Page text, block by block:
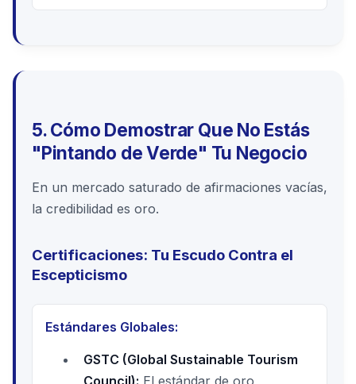
5. Cómo Demostrar Que No Estás
"Pintando de Verde" Tu Negocio
En un mercado saturado de afirmaciones vacías,
la credibilidad es oro.
Certificaciones: Tu Escudo Contra el
Escepticismo
Estándares Globales:
GSTC (Global Sustainable Tourism
Council): El estándar de oro